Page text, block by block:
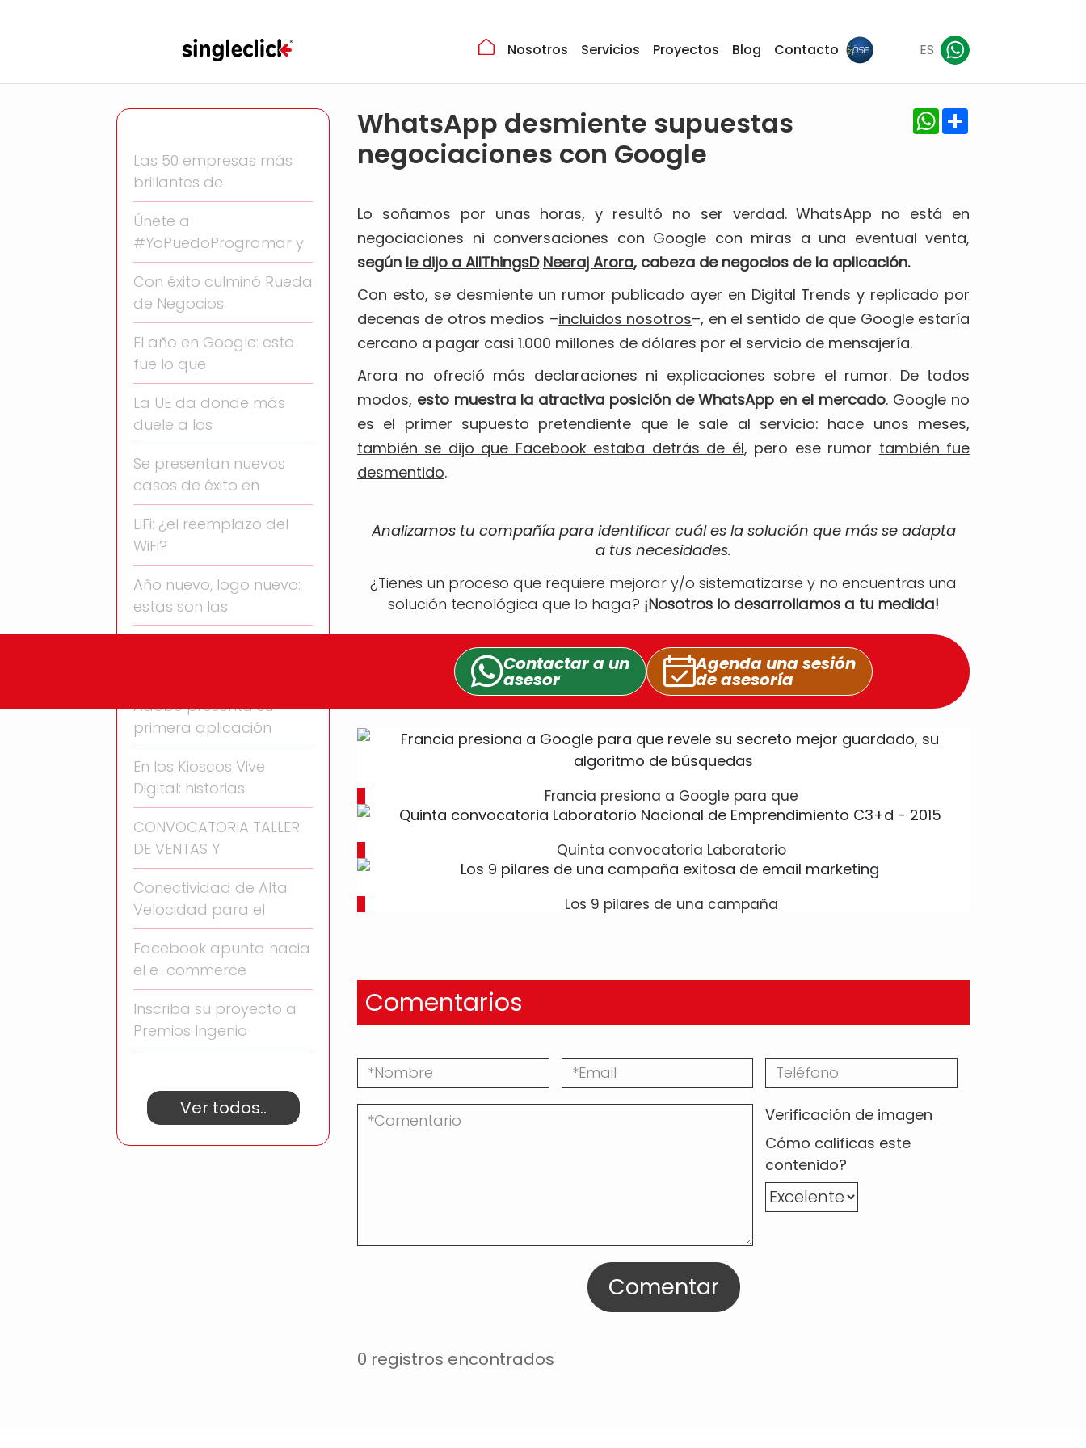
Nosotros Servicios Proyectos Blog Contacto ES
Las 50 empresas más
brillantes de
Únete a
#YoPuedoProgramar y
Con éxito culminó Rueda
de Negocios
El año en Google: esto
fue lo que
La UE da donde más
duele a los
Se presentan nuevos
casos de éxito en
LiFi: ¿el reemplazo del
WiFi?
Año nuevo, logo nuevo:
estas son las
Adobe presenta su
primera aplicación
En los Kioscos Vive
Digital: historias
CONVOCATORIA TALLER
DE VENTAS Y
Conectividad de Alta
Velocidad para el
Facebook apunta hacia
el e-commerce
Inscriba su proyecto a
Premios Ingenio
Ver todos..
WhatsApp desmiente supuestas
negociaciones con Google
WhatsApp
Lo soñamos por unas horas, y resultó no ser verdad. WhatsApp no está en
negociaciones ni conversaciones con Google con miras a una eventual venta,
según le dijo a AllThingsD Neeraj Arora, cabeza de negocios de la aplicación.
Con esto, se desmiente un rumor publicado ayer en Digital Trends y replicado por
decenas de otros medios –incluidos nosotros–, en el sentido de que Google estaría
cercano a pagar casi 1.000 millones de dólares por el servicio de mensajería.
Arora no ofreció más declaraciones ni explicaciones sobre el rumor. De todos
modos, esto muestra la atractiva posición de WhatsApp en el mercado. Google no
es el primer supuesto pretendiente que le sale al servicio: hace unos meses,
también se dijo que Facebook estaba detrás de él, pero ese rumor también fue
desmentido.
Analizamos tu compañía para identificar cuál es la solución que más se adapta
a tus necesidades.
¿Tienes un proceso que requiere mejorar y/o sistematizarse y no encuentras una
solución tecnológica que lo haga? ¡Nosotros lo desarrollamos a tu medida!
Contactar a un
asesor
Agenda una sesión
de asesoría
Francia presiona a Google para que
Quinta convocatoria Laboratorio
Los 9 pilares de una campaña
Comentarios
Verificación de imagen
Cómo calificas este
contenido?
Comentar
0 registros encontrados